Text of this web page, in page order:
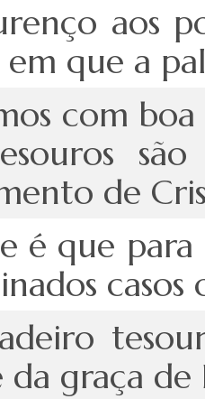
aos
que a
com
de
é que
casos
graça de